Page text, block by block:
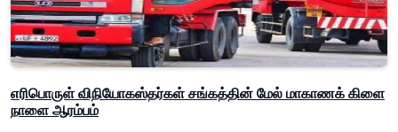
எரிபொருள் விநியோகஸ்தர்கள் சங்கத்தின் மேல் மாகாணக் கிளை
நாளை ஆரம்பம்